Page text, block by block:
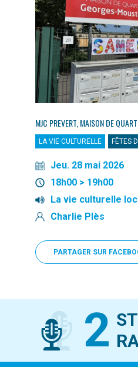
MJC PREVERT, MAISON DE
LA VIE CULTURELLE FÊTES
Jeu. 28 mai 2026
18h00 > 19h00
La vie culturelle
Charlie Plès
PARTAGER SUR
2